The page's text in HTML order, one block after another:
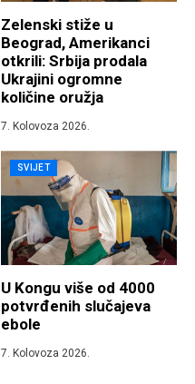
Zelenski stiže u
Beograd, Amerikanci
otkrili: Srbija prodala
Ukrajini ogromne
količine oružja
7. Kolovoza 2026.
SVIJET
U Kongu više od 4000
potvrđenih slučajeva
ebole
7. Kolovoza 2026.